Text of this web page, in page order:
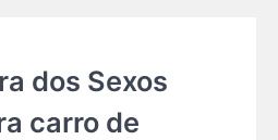
dos Sexos
carro de